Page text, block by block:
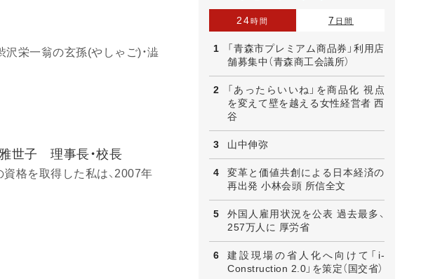
沢栄一翁の玄孫(やしゃご)・澁
世子 理事長・校長
格を取得した私は、2007年
24時間 7 日間
「青森市プレミアム商品券」利用店
舗募集中（青森商工会議所）
「あったらいいね」を商品化 視点
を変えて壁を越える女性経営者 西
谷
山中伸弥
変革と価値共創による日本経済の
再出発 小林会頭 所信全文
外国人雇用状況を公表 過去最多、
257万人に 厚労省
建設現場の省人化へ向けて「i-
Construction 2.0」を策定（国交省）